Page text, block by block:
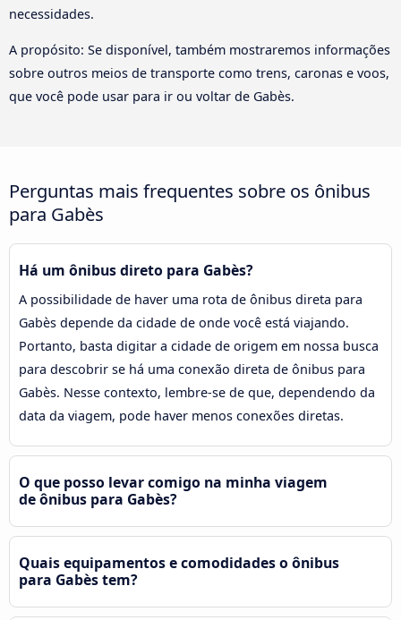
necessidades.
A propósito: Se disponível, também mostraremos informações
sobre outros meios de transporte como trens, caronas e voos,
que você pode usar para ir ou voltar de Gabès.
Perguntas mais frequentes sobre os ônibus
para Gabès
Há um ônibus direto para Gabès?
A possibilidade de haver uma rota de ônibus direta para
Gabès depende da cidade de onde você está viajando.
Portanto, basta digitar a cidade de origem em nossa busca
para descobrir se há uma conexão direta de ônibus para
Gabès. Nesse contexto, lembre-se de que, dependendo da
data da viagem, pode haver menos conexões diretas.
O que posso levar comigo na minha viagem
de ônibus para Gabès?
Quais equipamentos e comodidades o ônibus
para Gabès tem?